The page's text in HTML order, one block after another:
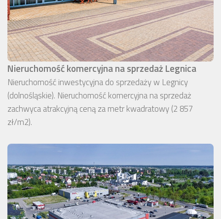
Nieruchomość komercyjna na sprzedaż Legnica
Nieruchomość inwestycyjna do sprzedaży w Legnicy
(dolnośląskie). Nieruchomość komercyjna na sprzedaż
zachwyca atrakcyjną ceną za metr kwadratowy (2 857
zł/m2).